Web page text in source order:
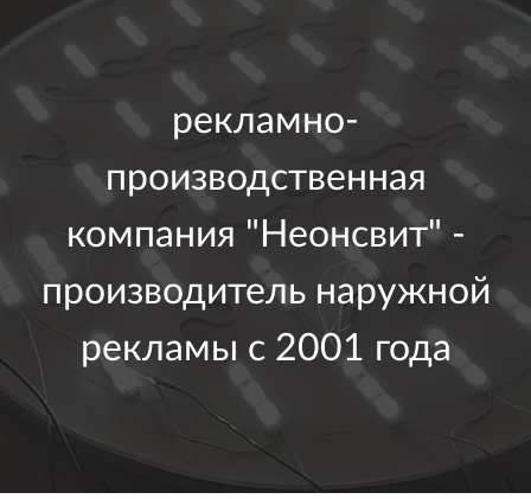
рекламно-
производственная
компания "Неонсвит" -
производитель наружной
рекламы с 2001 года